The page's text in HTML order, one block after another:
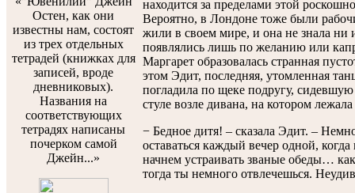
Остен, как они
известны нам, состоят
из трех отдельных
тетрадей (книжках для
записей, вроде
дневниковых).
Названия на
соответствующих
тетрадях написаны
почерком самой
Джейн...»
находится за пределами этой
Вероятно, в Лондоне тоже были
жили в своем мире, и она не знала ни
появлялись лишь по желанию или
Маргарет образовалась странная
этом Эдит, последняя, утомленная
погладила по щеке подругу,
стуле возле дивана, на котором
− Бедное дитя! – сказала Эдит. –
оставаться каждый вечер одной,
начнем устраивать званые обеды…
тогда ты немного отвлечешься.